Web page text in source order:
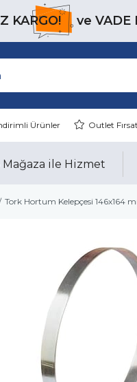
KARGO! ve VADE
Ürünler Outlet
Mağaza ile Hizmet
Tork Hortum Kelepçesi 146x164